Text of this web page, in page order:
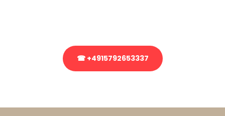
☎ +4915792653337